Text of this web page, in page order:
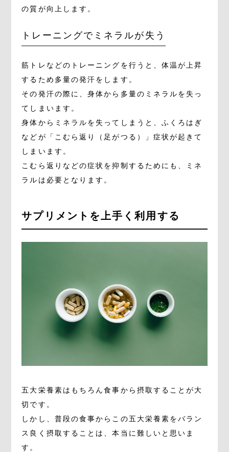
の質が向上します。
トレーニングでミネラルが失う
筋トレなどのトレーニングを行うと、体温が上昇
するため多量の発汗をします。
その発汗の際に、身体から多量のミネラルを失っ
てしまいます。
身体からミネラルを失ってしまうと、ふくろはぎ
などが「こむら返り（足がつる）」症状が起きて
しまいます。
こむら返りなどの症状を抑制するためにも、ミネ
ラルは必要となります。
サプリメントを上手く利用する
五大栄養素はもちろん食事から摂取することが大
切です。
しかし、普段の食事からこの五大栄養素をバラン
ス良く摂取することは、本当に難しいと思いま
す。